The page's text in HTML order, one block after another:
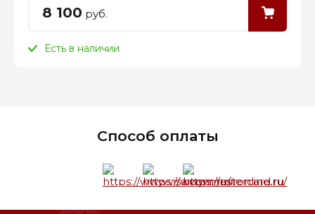
8 100 руб.
Есть в наличии
Способ оплаты